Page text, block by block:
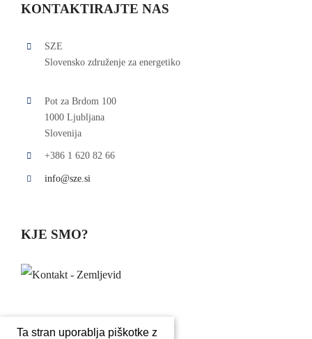
KONTAKTIRAJTE NAS
SZE
Slovensko združenje za energetiko
Pot za Brdom 100
1000 Ljubljana
Slovenija
+386 1 620 82 66
info@sze.si
KJE SMO?
Ta stran uporablja piškotke z